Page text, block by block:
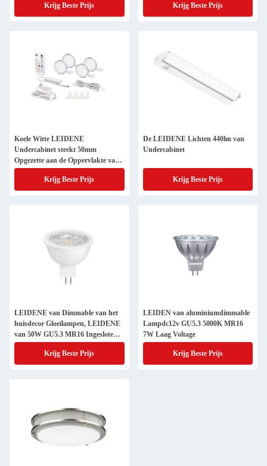
Krijg Beste Prijs Krijg Beste Prijs
Koele Witte LEIDENE
Undercabinet steekt 50mm
Opgezette aan de Oppervlakte van
Breedtedimmable
Krijg Beste Prijs
De LEIDENE Lichten 440lm van
Undercabinet
Krijg Beste Prijs
LEIDENE van Dimmable van het
huisdecor Gloeilampen, LEIDENE
van 50W GU5.3 MR16 Ingesloten
Geschatte Bollen
Krijg Beste Prijs
LEIDEN van aluminiumdimmable
Lampdc12v GU5.3 5000K MR16
7W Laag Voltage
Krijg Beste Prijs